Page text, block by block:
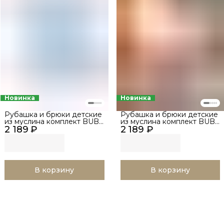
Новинка
2 189 ₽
Рубашка и брюки детские
из муслина комплект BUBA
KIDS, Нежно-голубой, р.
68-74
В корзину
Новинка
2 189 ₽
Рубашка и брюки детские
из муслина комплект BUBA
KIDS, Пудра, р. 68-74
В корзину